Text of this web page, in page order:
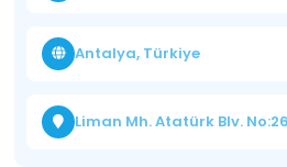
Antalya, Türkiye
Liman Mh. Atatürk Blv.